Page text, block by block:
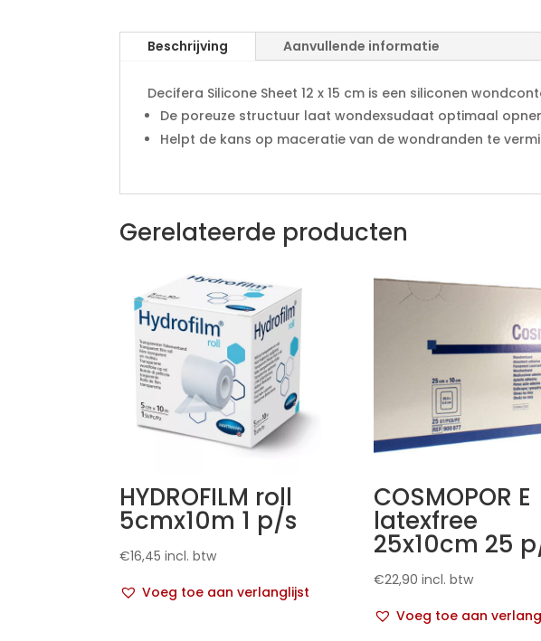
Beschrijving Aanvullende informatie
Decifera Silicone Sheet 12 x 15 cm is een siliconen
De poreuze structuur laat wondexsudaat optimaal
Helpt de kans op maceratie van de wondranden te
Gerelateerde producten
HYDROFILM roll
5cmx10m 1 p/s
€16,45 incl. btw
Voeg toe aan verlanglijst
COSMOPOR E
latexfree
25x10cm 25
€22,90 incl. btw
Voeg toe aan